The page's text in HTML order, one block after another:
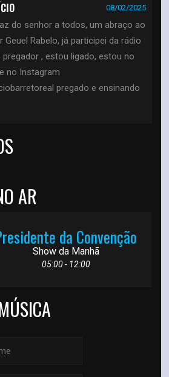
08/02/2025
do senhor a todos, um abraço ao
Geuel Rabelo, já participei da rádio
, estou ligado, estou no
no Instagram
pregado e ensinando
AR
da Convenção
Show da Manhã
05:00 - 12:00